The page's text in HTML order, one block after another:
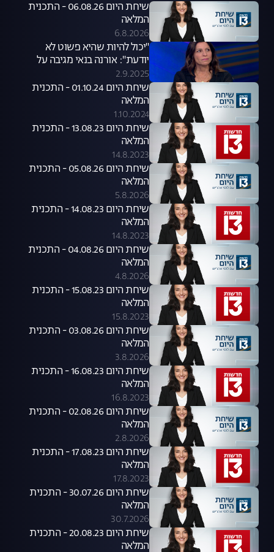
שיחת היום 06.08.26 - התכנית
המלאה
6.8.2026
"יכול להיות שהיא פשוט לא
יודעת": אורנה בנאי מגיבה על
סערת קניית הכלבים שעוררה קרן
פלס
2.9.2025
שיחת היום 01.10.24 - התכנית
המלאה
1.10.2024
שיחת היום 13.08.23 - התכנית
המלאה
14.8.2023
שיחת היום 05.08.26 - התכנית
המלאה
5.8.2026
שיחת היום 14.08.23 - התכנית
המלאה
14.8.2023
שיחת היום 04.08.26 - התכנית
המלאה
4.8.2026
שיחת היום 15.08.23 - התכנית
המלאה
15.8.2023
שיחת היום 03.08.26 - התכנית
המלאה
3.8.2026
שיחת היום 16.08.23 - התכנית
המלאה
16.8.2023
שיחת היום 02.08.26 - התכנית
המלאה
2.8.2026
שיחת היום 17.08.23 - התכנית
המלאה
17.8.2023
שיחת היום 30.07.26 - התכנית
המלאה
30.7.2026
שיחת היום 20.08.23 - התכנית
המלאה